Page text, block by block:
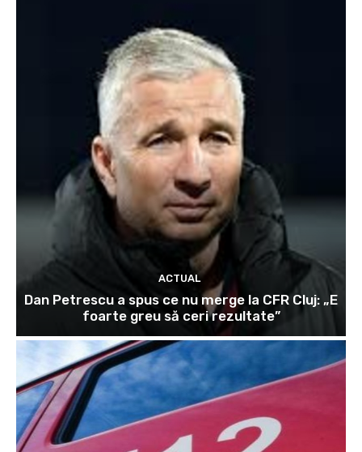
ACTUAL
Dan Petrescu a spus ce nu merge la CFR Cluj: „E
foarte greu să ceri rezultate”